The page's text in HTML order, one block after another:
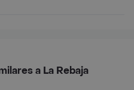
a La Rebaja